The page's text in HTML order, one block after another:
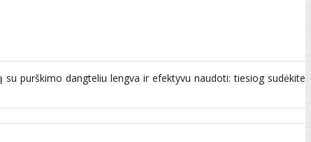
purškimo dangteliu lengva ir efektyvu naudoti: tiesiog sudėkite